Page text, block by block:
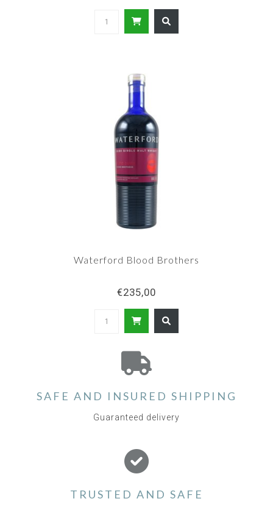
Waterford Blood Brothers
€235,00
SAFE AND INSURED SHIPPING
Guaranteed delivery
TRUSTED AND SAFE